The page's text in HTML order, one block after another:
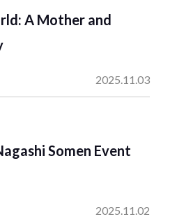
A Mother and
2025.11.03
Somen Event
2025.11.02